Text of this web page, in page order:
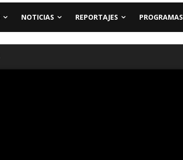
NOTICIAS REPORTAJES PROGRAMAS